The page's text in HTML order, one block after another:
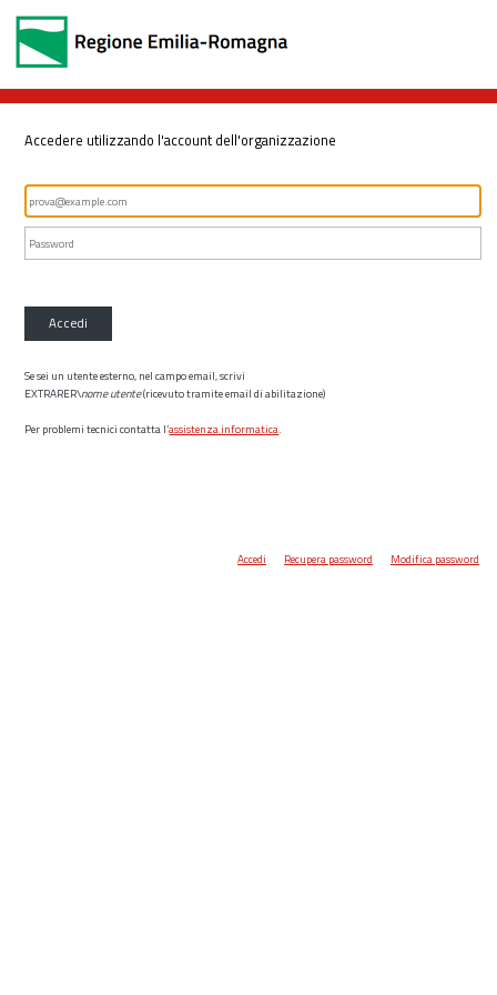
Accedere utilizzando l'account dell'organizzazione
Accedi
Se sei un utente esterno, nel campo email, scrivi
EXTRARER\nome utente(ricevuto tramite email di abilitazione)
Per problemi tecnici contatta l’assistenza informatica.
Accedi Recupera password Modifica password